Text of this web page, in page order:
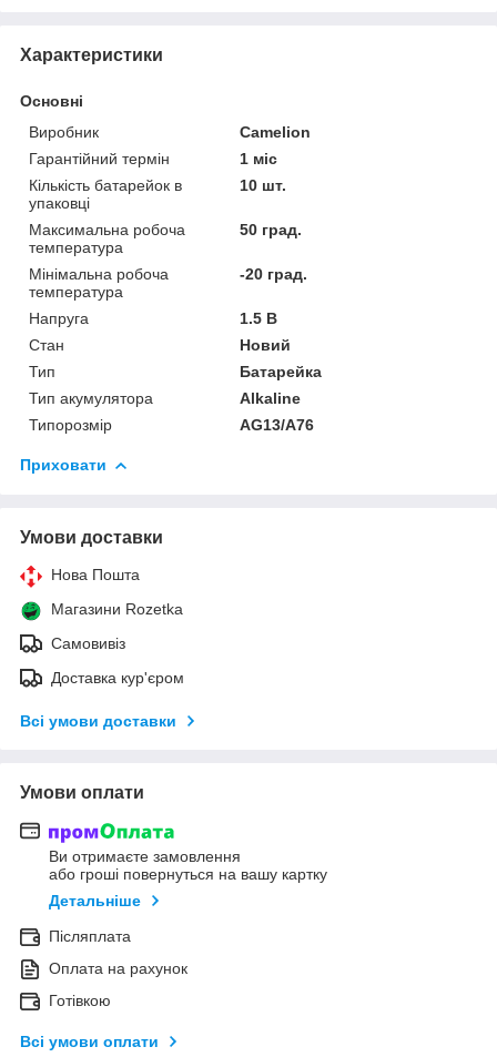
Характеристики
Основні
Виробник
Camelion
Гарантійний термін
1 міс
Кількість батарейок в
упаковці
10 шт.
Максимальна робоча
температура
50 град.
Мінімальна робоча
температура
-20 град.
Напруга
1.5 В
Стан
Новий
Тип
Батарейка
Тип акумулятора
Alkaline
Типорозмір
AG13/А76
Приховати
Умови доставки
Нова Пошта
Магазини Rozetka
Самовивіз
Доставка кур'єром
Всі умови доставки
Умови оплати
Ви отримаєте замовлення
або гроші повернуться на вашу картку
Детальніше
Післяплата
Оплата на рахунок
Готівкою
Всі умови оплати